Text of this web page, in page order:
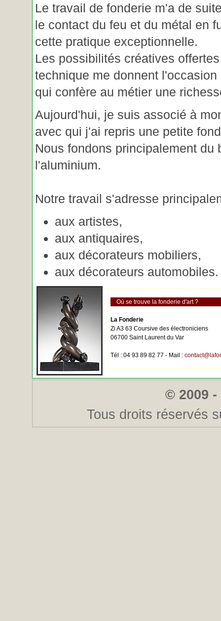
Le travail de fonderie m'a de
le contact du feu et du métal en
cette pratique exceptionnelle.
Les possibilités créatives
technique me donnent
qui confère au métier une
Aujourd'hui, je suis associé à
avec qui j'ai repris une petite
Nous fondons principalement
l'aluminium.
Notre travail s'adresse
aux artistes,
aux antiquaires,
aux décorateurs mobiliers,
aux décorateurs automobiles.
Où se trouve la fonderie d'art ?
La Fonderie
Zi A3 63 Coursive des électroniciens
06700 Saint Laurent du Var
Tél : 04 93 89 82 77 - Mail :
© 2009
Tous droits réservés